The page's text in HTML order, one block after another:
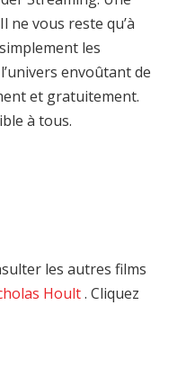
ne vous reste qu’à
les
envoûtant de
et gratuitement.
à tous.
les autres films
Hoult. Cliquez
HD
La Légende des
1000 dragons
streaming VF HD